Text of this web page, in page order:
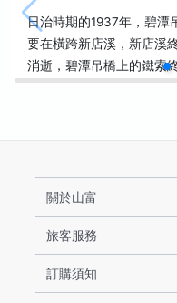
日治時期的1937年，碧潭
要在橫跨新店溪，新店溪
消逝，碧潭吊橋上的鐵索
關於山富
旅客服務
訂購須知